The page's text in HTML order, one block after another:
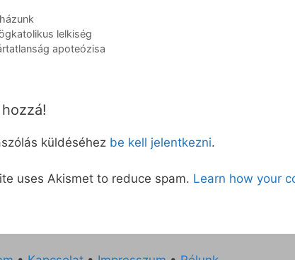
lelkiség
apoteózisa
küldéséhez be kell jelentkezni.
uses Akismet to reduce spam. Learn how your